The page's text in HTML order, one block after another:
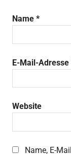
Name *
E-Mail-Adresse
Website
Name, E-